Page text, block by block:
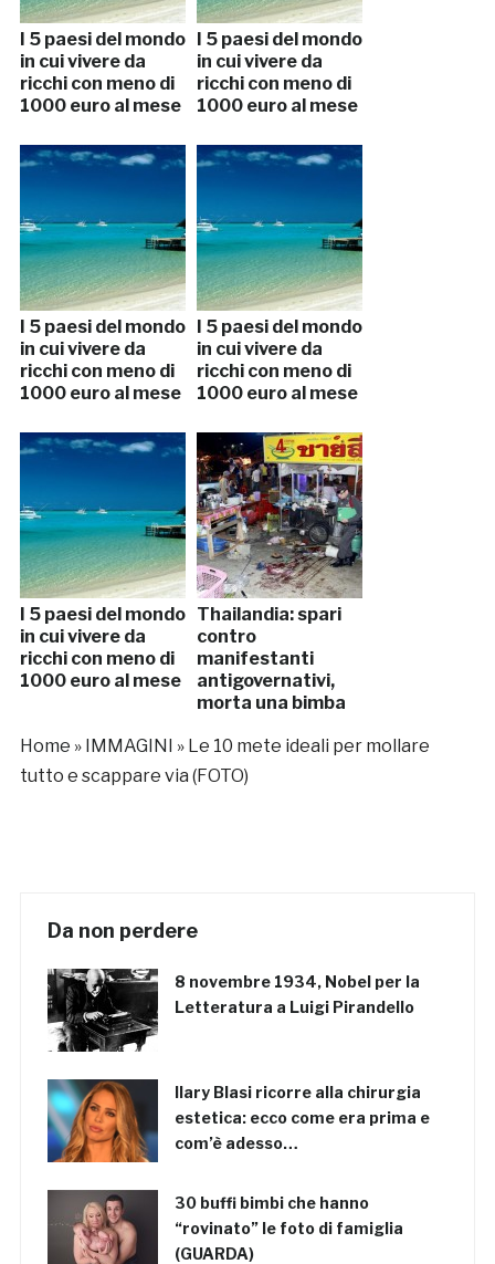
I 5 paesi del mondo
in cui vivere da
ricchi con meno di
1000 euro al mese
I 5 paesi del mondo
in cui vivere da
ricchi con meno di
1000 euro al mese
I 5 paesi del mondo
in cui vivere da
ricchi con meno di
1000 euro al mese
I 5 paesi del mondo
in cui vivere da
ricchi con meno di
1000 euro al mese
I 5 paesi del mondo
in cui vivere da
ricchi con meno di
1000 euro al mese
Thailandia: spari
contro
manifestanti
antigovernativi,
morta una bimba
Home » IMMAGINI » Le 10 mete ideali per mollare
tutto e scappare via (FOTO)
Da non perdere
8 novembre 1934, Nobel per la
Letteratura a Luigi Pirandello
Ilary Blasi ricorre alla chirurgia
estetica: ecco come era prima e
com’è adesso…
30 buffi bimbi che hanno
“rovinato” le foto di famiglia
(GUARDA)